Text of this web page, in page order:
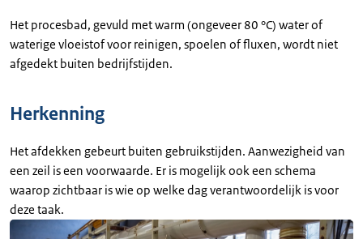
Het procesbad, gevuld met warm (ongeveer 80 °C) water of
waterige vloeistof voor reinigen, spoelen of fluxen, wordt niet
afgedekt buiten bedrijfstijden.
Herkenning
Het afdekken gebeurt buiten gebruikstijden. Aanwezigheid van
een zeil is een voorwaarde. Er is mogelijk ook een schema
waarop zichtbaar is wie op welke dag verantwoordelijk is voor
deze taak.